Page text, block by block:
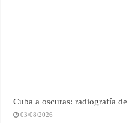
Cuba a oscuras: radiografía
03/08/2026